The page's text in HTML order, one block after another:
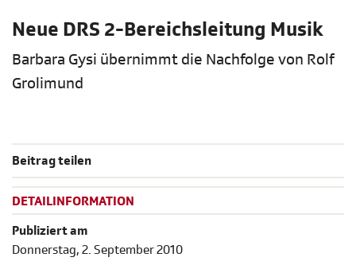
Neue DRS 2-Bereichsleitung Musik
Barbara Gysi übernimmt die Nachfolge von Rolf
Grolimund
Beitrag teilen
DETAILINFORMATION
Publiziert am
Donnerstag, 2. September 2010